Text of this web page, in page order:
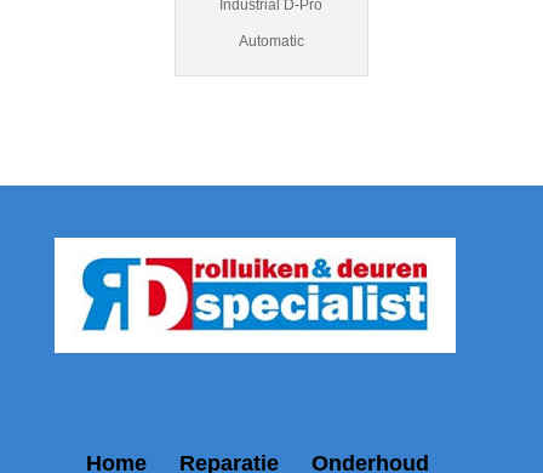
Industrial D-Pro
Automatic
Home Reparatie Onderhoud